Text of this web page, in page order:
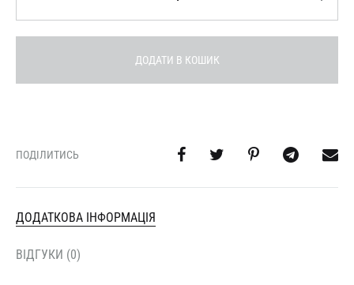
ДОДАТИ В КОШИК
ПОДІЛИТИСЬ
ДОДАТКОВА ІНФОРМАЦІЯ
ВІДГУКИ (0)